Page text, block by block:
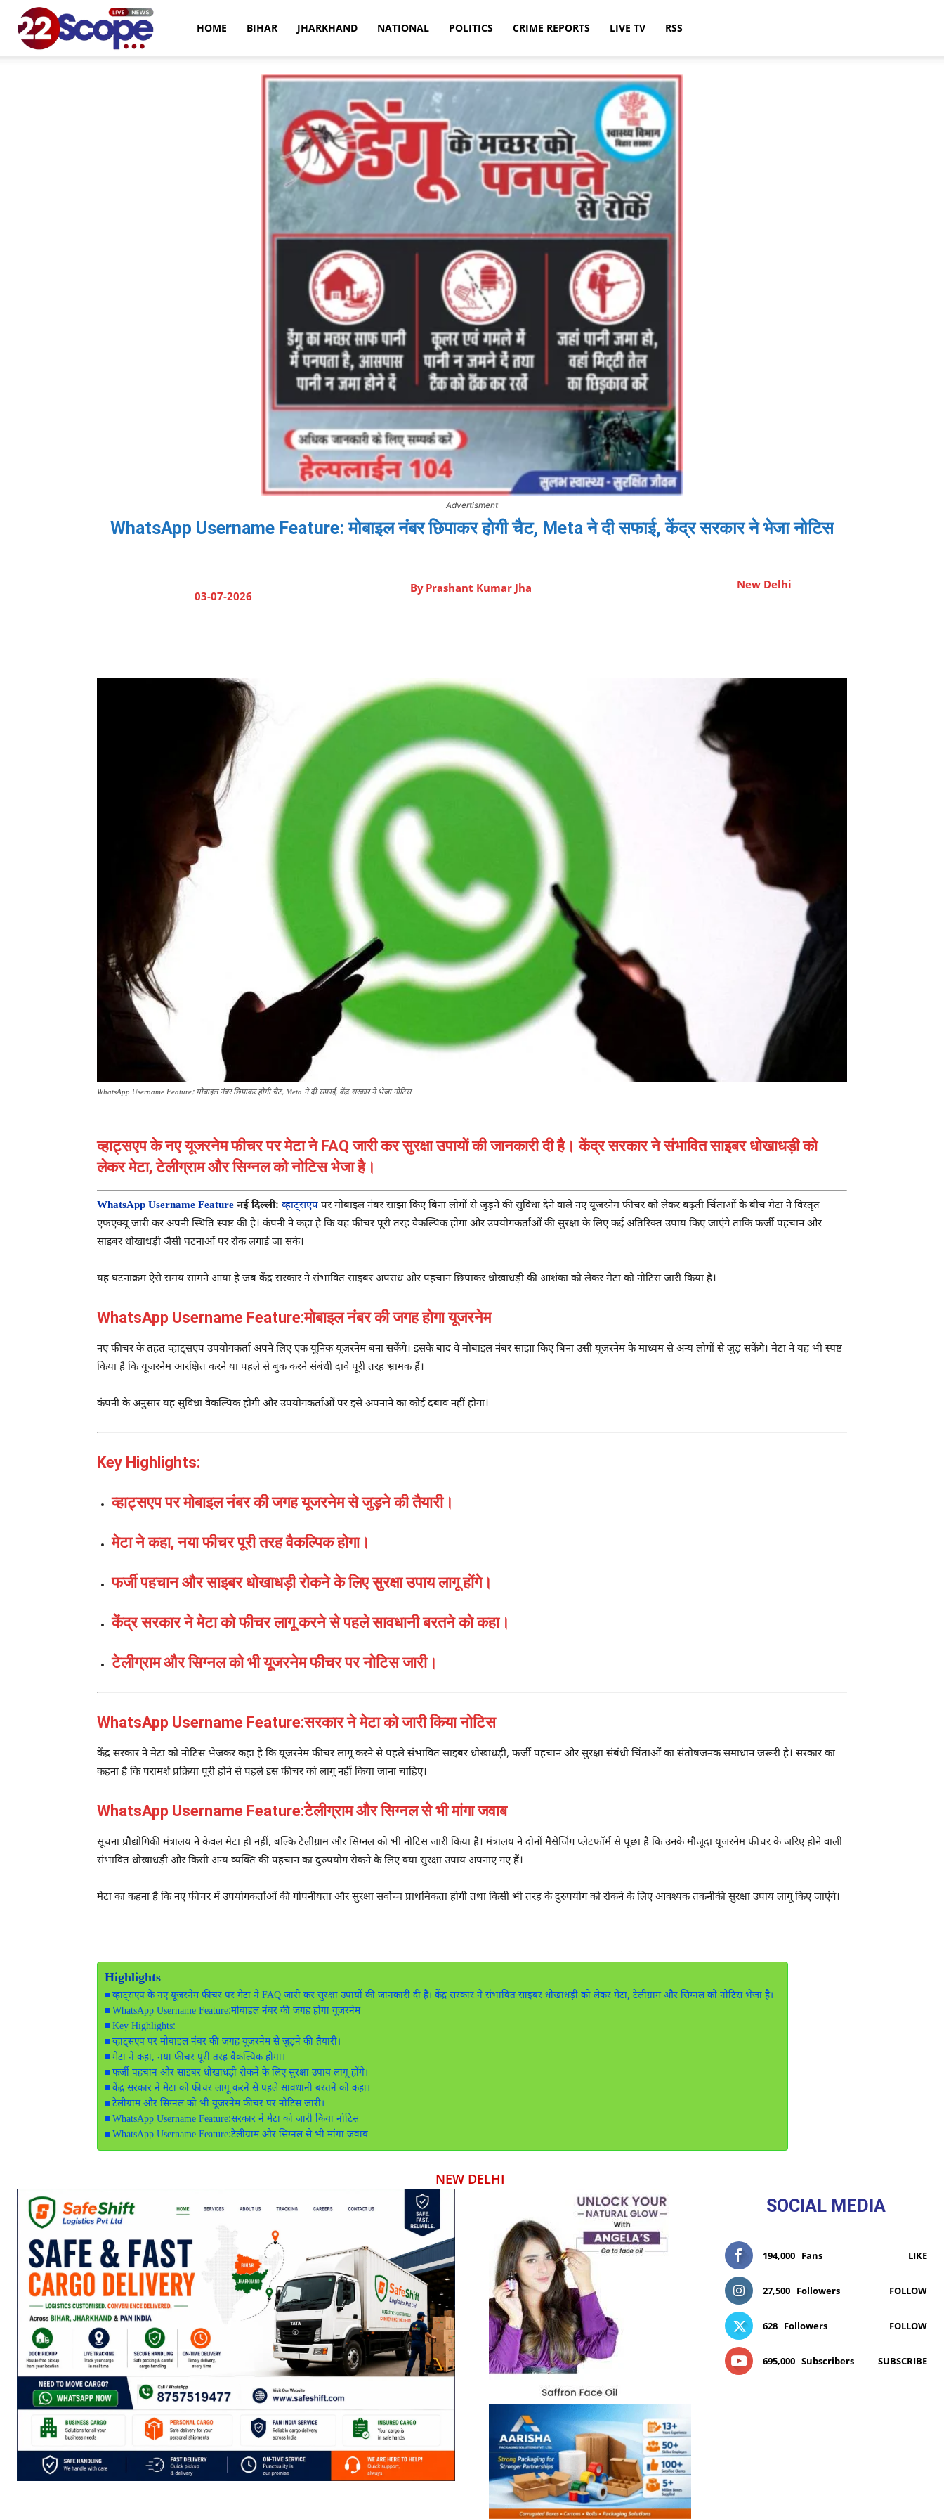
HOME BIHAR JHARKHAND NATIONAL POLITICS CRIME REPORTS LIVE TV RSS
Advertisment
WhatsApp Username Feature: मोबाइल नंबर छिपाकर होगी चैट, Meta ने दी सफाई, केंद्र सरकार ने भेजा नोटिस
03-07-2026
By Prashant Kumar Jha New Delhi
WhatsApp Username Feature: मोबाइल नंबर छिपाकर होगी चैट, Meta ने दी सफाई, केंद्र सरकार ने भेजा नोटिस
व्हाट्सएप के नए यूजरनेम फीचर पर मेटा ने FAQ जारी कर सुरक्षा उपायों की जानकारी दी है। केंद्र सरकार ने संभावित साइबर धोखाधड़ी को
लेकर मेटा, टेलीग्राम और सिग्नल को नोटिस भेजा है।
WhatsApp Username Feature नई दिल्ली: व्हाट्सएप पर मोबाइल नंबर साझा किए बिना लोगों से जुड़ने की सुविधा देने वाले नए यूजरनेम फीचर को लेकर बढ़ती चिंताओं के बीच मेटा ने विस्तृत
एफएक्यू जारी कर अपनी स्थिति स्पष्ट की है। कंपनी ने कहा है कि यह फीचर पूरी तरह वैकल्पिक होगा और उपयोगकर्ताओं की सुरक्षा के लिए कई अतिरिक्त उपाय किए जाएंगे ताकि फर्जी पहचान और
साइबर धोखाधड़ी जैसी घटनाओं पर रोक लगाई जा सके।
यह घटनाक्रम ऐसे समय सामने आया है जब केंद्र सरकार ने संभावित साइबर अपराध और पहचान छिपाकर धोखाधड़ी की आशंका को लेकर मेटा को नोटिस जारी किया है।
WhatsApp Username Feature:मोबाइल नंबर की जगह होगा यूजरनेम
नए फीचर के तहत व्हाट्सएप उपयोगकर्ता अपने लिए एक यूनिक यूजरनेम बना सकेंगे। इसके बाद वे मोबाइल नंबर साझा किए बिना उसी यूजरनेम के माध्यम से अन्य लोगों से जुड़ सकेंगे। मेटा ने यह भी स्पष्ट
किया है कि यूजरनेम आरक्षित करने या पहले से बुक करने संबंधी दावे पूरी तरह भ्रामक हैं।
कंपनी के अनुसार यह सुविधा वैकल्पिक होगी और उपयोगकर्ताओं पर इसे अपनाने का कोई दबाव नहीं होगा।
Key Highlights:
व्हाट्सएप पर मोबाइल नंबर की जगह यूजरनेम से जुड़ने की तैयारी।
मेटा ने कहा, नया फीचर पूरी तरह वैकल्पिक होगा।
फर्जी पहचान और साइबर धोखाधड़ी रोकने के लिए सुरक्षा उपाय लागू होंगे।
केंद्र सरकार ने मेटा को फीचर लागू करने से पहले सावधानी बरतने को कहा।
टेलीग्राम और सिग्नल को भी यूजरनेम फीचर पर नोटिस जारी।
WhatsApp Username Feature:सरकार ने मेटा को जारी किया नोटिस
केंद्र सरकार ने मेटा को नोटिस भेजकर कहा है कि यूजरनेम फीचर लागू करने से पहले संभावित साइबर धोखाधड़ी, फर्जी पहचान और सुरक्षा संबंधी चिंताओं का संतोषजनक समाधान जरूरी है। सरकार का
कहना है कि परामर्श प्रक्रिया पूरी होने से पहले इस फीचर को लागू नहीं किया जाना चाहिए।
WhatsApp Username Feature:टेलीग्राम और सिग्नल से भी मांगा जवाब
सूचना प्रौद्योगिकी मंत्रालय ने केवल मेटा ही नहीं, बल्कि टेलीग्राम और सिग्नल को भी नोटिस जारी किया है। मंत्रालय ने दोनों मैसेजिंग प्लेटफॉर्म से पूछा है कि उनके मौजूदा यूजरनेम फीचर के जरिए होने वाली
संभावित धोखाधड़ी और किसी अन्य व्यक्ति की पहचान का दुरुपयोग रोकने के लिए क्या सुरक्षा उपाय अपनाए गए हैं।
मेटा का कहना है कि नए फीचर में उपयोगकर्ताओं की गोपनीयता और सुरक्षा सर्वोच्च प्राथमिकता होगी तथा किसी भी तरह के दुरुपयोग को रोकने के लिए आवश्यक तकनीकी सुरक्षा उपाय लागू किए जाएंगे।
Highlights
व्हाट्सएप के नए यूजरनेम फीचर पर मेटा ने FAQ जारी कर सुरक्षा उपायों की जानकारी दी है। केंद्र सरकार ने संभावित साइबर धोखाधड़ी को लेकर मेटा, टेलीग्राम और सिग्नल को नोटिस भेजा है।
WhatsApp Username Feature:मोबाइल नंबर की जगह होगा यूजरनेम
Key Highlights:
व्हाट्सएप पर मोबाइल नंबर की जगह यूजरनेम से जुड़ने की तैयारी।
मेटा ने कहा, नया फीचर पूरी तरह वैकल्पिक होगा।
फर्जी पहचान और साइबर धोखाधड़ी रोकने के लिए सुरक्षा उपाय लागू होंगे।
केंद्र सरकार ने मेटा को फीचर लागू करने से पहले सावधानी बरतने को कहा।
टेलीग्राम और सिग्नल को भी यूजरनेम फीचर पर नोटिस जारी।
WhatsApp Username Feature:सरकार ने मेटा को जारी किया नोटिस
WhatsApp Username Feature:टेलीग्राम और सिग्नल से भी मांगा जवाब
NEW DELHI
SOCIAL MEDIA
194,000 Fans LIKE
27,500 Followers FOLLOW
628 Followers FOLLOW
695,000 Subscribers SUBSCRIBE